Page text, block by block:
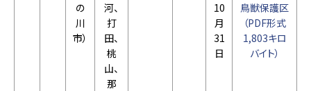
鳥獣保護区
（PDF形式
1,803キロ
バイト）
の
川
市）
河、
打
田、
桃
山、
那
10
月
31
日